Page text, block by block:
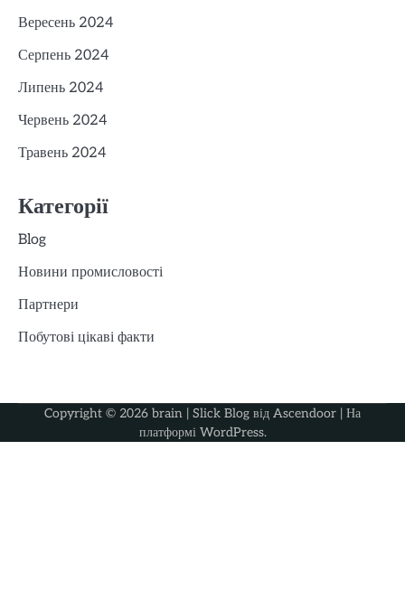
Вересень 2024
Серпень 2024
Липень 2024
Червень 2024
Травень 2024
Категорії
Blog
Новини промисловості
Партнери
Побутові цікаві факти
Copyright © 2026 brain | Slick Blog від Ascendoor | На
платформі WordPress.